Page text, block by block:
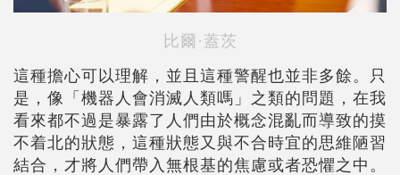
比爾·蓋茨
這種擔心可以理解，並且這種警醒也並非多餘。只
是，像「機器人會消滅人類嗎」之類的問題，在我
看來都不過是暴露了人們由於概念混亂而導致的摸
不着北的狀態，這種狀態又與不合時宜的思維陋習
結合，才將人們帶入無根基的焦慮或者恐懼之中。